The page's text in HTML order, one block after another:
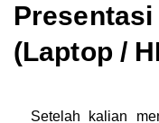
(Laptop /
Setelah kalian